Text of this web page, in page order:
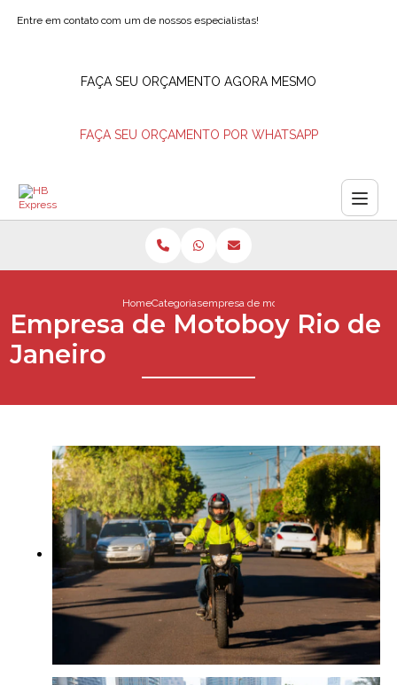
Entre em contato com um de nossos especialistas!
FAÇA SEU ORÇAMENTO AGORA MESMO
FAÇA SEU ORÇAMENTO POR WHATSAPP
HomeCategoriasempresa de motoboy rio de janeiro
Empresa de Motoboy Rio de
Janeiro